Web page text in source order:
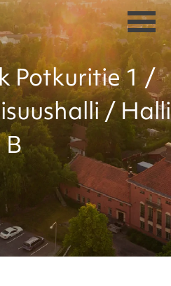
Potkuritie 1 /
/ Halli
B